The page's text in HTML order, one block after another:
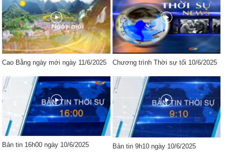
Cao Bằng ngày mới ngày 11/6/2025 Chương trình Thời sự tối 10/6/2025
Bản tin 16h00 ngày 10/6/2025 Bản tin 9h10 ngày 10/6/2025